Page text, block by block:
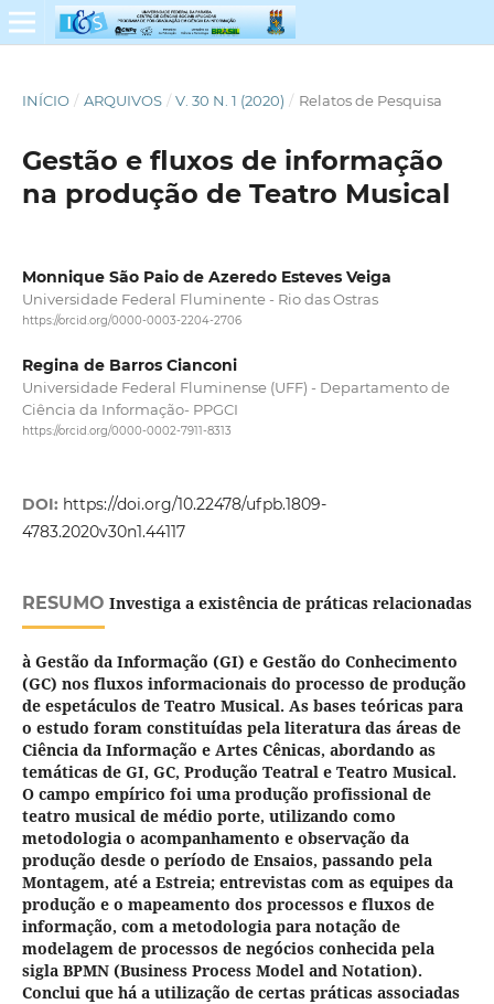
INÍCIO / ARQUIVOS / V. 30 N. 1 (2020) / Relatos de Pesquisa
Gestão e fluxos de informação
na produção de Teatro Musical
Monnique São Paio de Azeredo Esteves Veiga
Universidade Federal Fluminente - Rio das Ostras
https://orcid.org/0000-0003-2204-2706
Regina de Barros Cianconi
Universidade Federal Fluminense (UFF) - Departamento de
Ciência da Informação- PPGCI
https://orcid.org/0000-0002-7911-8313
DOI: https://doi.org/10.22478/ufpb.1809-
4783.2020v30n1.44117
RESUMO Investiga a existência de práticas relacionadas
à Gestão da Informação (GI) e Gestão do Conhecimento
(GC) nos fluxos informacionais do processo de produção
de espetáculos de Teatro Musical. As bases teóricas para
o estudo foram constituídas pela literatura das áreas de
Ciência da Informação e Artes Cênicas, abordando as
temáticas de GI, GC, Produção Teatral e Teatro Musical.
O campo empírico foi uma produção profissional de
teatro musical de médio porte, utilizando como
metodologia o acompanhamento e observação da
produção desde o período de Ensaios, passando pela
Montagem, até a Estreia; entrevistas com as equipes da
produção e o mapeamento dos processos e fluxos de
informação, com a metodologia para notação de
modelagem de processos de negócios conhecida pela
sigla BPMN (Business Process Model and Notation).
Conclui que há a utilização de certas práticas associadas